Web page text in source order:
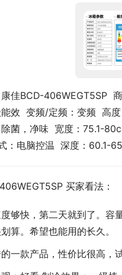
佳BCD-406WEGT5SP
效  变频/定频：变频  高
菌，净味  宽度：75.1-
：电脑控温  深度：60.1-
买家看法：
够快，第二天就到了。容
算。希望也能用的长久。
一款产品，性价比很高，